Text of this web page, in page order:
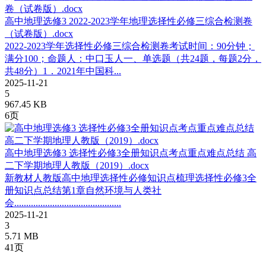
高中地理选修3 2022-2023学年地理选择性必修三综合检测卷
（试卷版）.docx
2022-2023学年选择性必修三综合检测卷考试时间：90分钟；
满分100；命题人：中口玉人一、单选题（共24题，每题2分，
共48分）1．2021年中国科...
2025-11-21
5
967.45 KB
6页
高中地理选修3 选择性必修3全册知识点考点重点难点总结 高
二下学期地理人教版（2019）.docx
新教材人教版高中地理选择性必修知识点梳理选择性必修3全
册知识点总结第1章自然环境与人类社
会.............................................
2025-11-21
3
5.71 MB
41页